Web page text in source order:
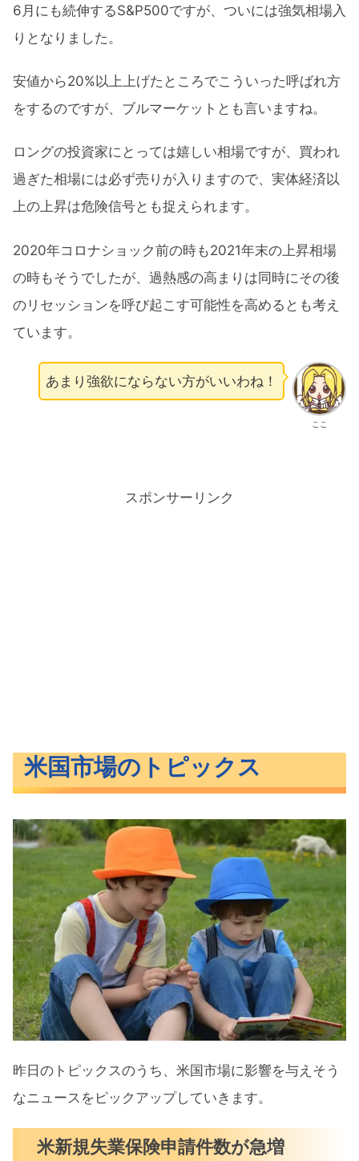
6月にも続伸するS&P500ですが、ついには強気相場入
りとなりました。
安値から20%以上上げたところでこういった呼ばれ方
をするのですが、ブルマーケットとも言いますね。
ロングの投資家にとっては嬉しい相場ですが、買われ
過ぎた相場には必ず売りが入りますので、実体経済以
上の上昇は危険信号とも捉えられます。
2020年コロナショック前の時も2021年末の上昇相場
の時もそうでしたが、過熱感の高まりは同時にその後
のリセッションを呼び起こす可能性を高めるとも考え
ています。
ここ
あまり強欲にならない方がいいわね！
スポンサーリンク
米国市場のトピックス
昨日のトピックスのうち、米国市場に影響を与えそう
なニュースをピックアップしていきます。
米新規失業保険申請件数が急増